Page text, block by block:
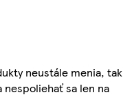
neustále menia, tak
nespoliehať sa len na